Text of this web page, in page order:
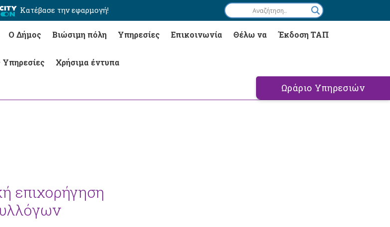
Κατέβασε την εφαρμογή!
Ο Δήμος Βιώσιμη πόλη Υπηρεσίες Επικοινωνία Θέλω να Έκδοση ΤΑΠ
Χρήσιμα έντυπα
Ωράριο Υπηρεσιών
επιχορήγηση